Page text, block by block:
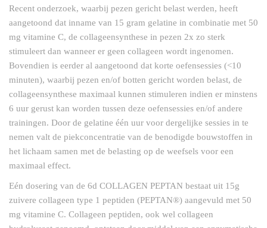
Recent onderzoek, waarbij pezen gericht belast werden, heeft
aangetoond dat inname van 15 gram gelatine in combinatie met 50
mg vitamine C, de collageensynthese in pezen 2x zo sterk
stimuleert dan wanneer er geen collageen wordt ingenomen.
Bovendien is eerder al aangetoond dat korte oefensessies (<10
minuten), waarbij pezen en/of botten gericht worden belast, de
collageensynthese maximaal kunnen stimuleren indien er minstens
6 uur gerust kan worden tussen deze oefensessies en/of andere
trainingen. Door de gelatine één uur voor dergelijke sessies in te
nemen valt de piekconcentratie van de benodigde bouwstoffen in
het lichaam samen met de belasting op de weefsels voor een
maximaal effect.
Eén dosering van de 6d COLLAGEN PEPTAN bestaat uit 15g
zuivere collageen type 1 peptiden (PEPTAN®) aangevuld met 50
mg vitamine C. Collageen peptiden, ook wel collageen